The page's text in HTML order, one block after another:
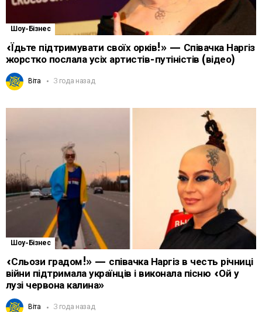
Шоу-Бізнес
«Їдьте підтримувати своїх орків!» — Співачка Наргіз
жорстко послала усіх артистів-путіністів (відео)
Віта 3 года назад
Шоу-Бізнес
«Сльози градом!» — співачка Наргіз в честь річниці
війни підтримала українців і виконала пісню «Ой у
лузі червона калина»
Віта 3 года назад